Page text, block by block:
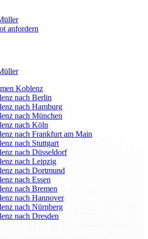
anfordern
Koblenz
nach Berlin
nach Hamburg
nach München
nach Köln
nach Frankfurt am Main
nach Stuttgart
nach Düsseldorf
nach Leipzig
nach Dortmund
nach Essen
nach Bremen
nach Hannover
nach Nürnberg
nach Dresden